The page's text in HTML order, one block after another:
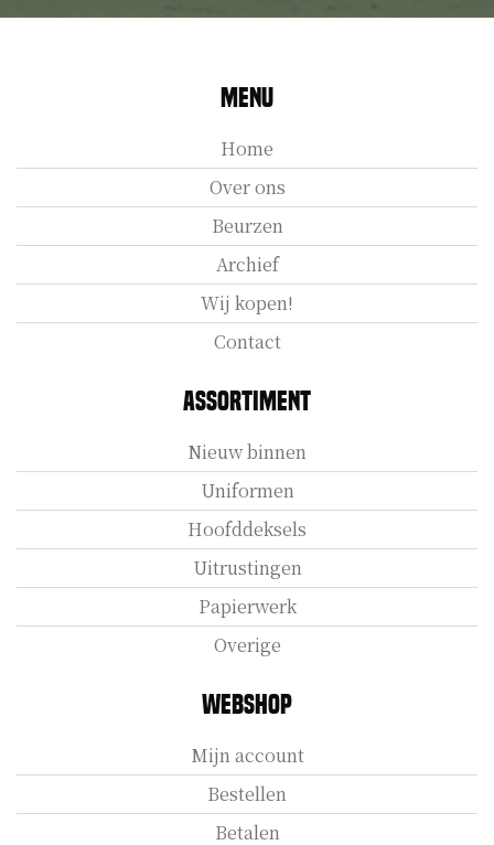
Menu
Home
Over ons
Beurzen
Archief
Wij kopen!
Contact
Assortiment
Nieuw binnen
Uniformen
Hoofddeksels
Uitrustingen
Papierwerk
Overige
Webshop
Mijn account
Bestellen
Betalen